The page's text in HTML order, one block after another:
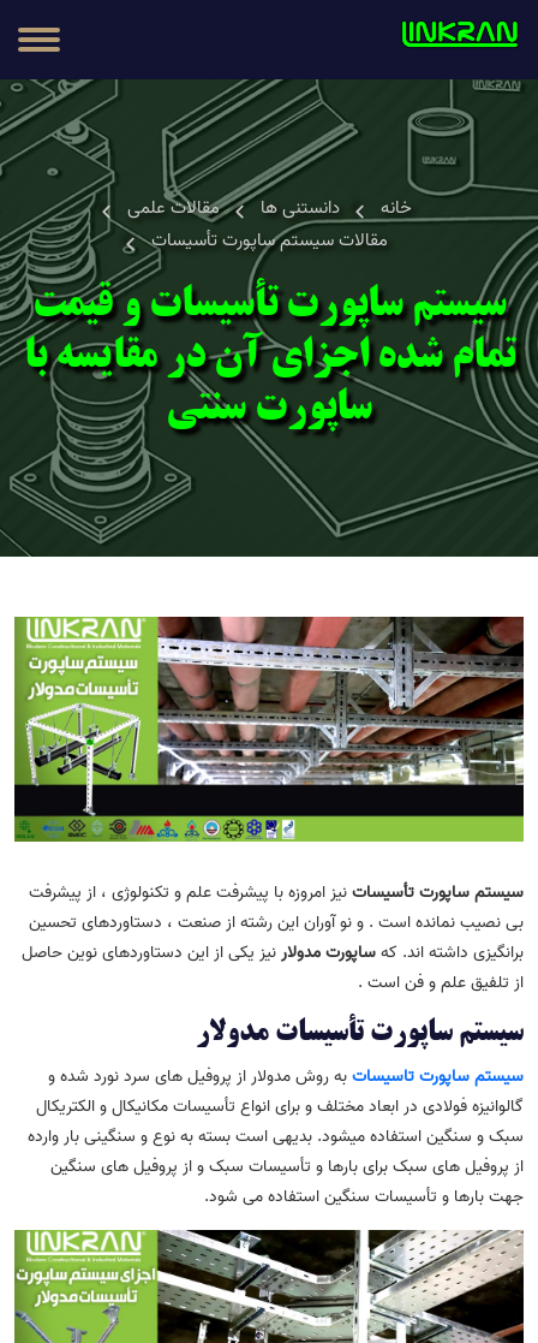
خانه دانستنی ها
مقالات علمی
مقالات سیستم ساپورت تأسیسات
سیستم ساپورت تأسیسات و قیمت
تمام شده اجزای آن در مقایسه با
ساپورت سنتی
سیستم ساپورت تأسیساتنیز امروزه با پیشرفت علم و تکنولوژی ، از پیشرفت
بی نصیب نمانده است . و نو آوران این رشته از صنعت ، دستاوردهای تحسین
برانگیزی داشته اند. کهساپورت مدولارنیز یکی از این دستاوردهای نوین حاصل
از تلفیق علم و فن است .
سیستم ساپورت تأسیسات مدولار
سیستم ساپورت تاسیساتبه روش مدولار از پروفیل های سرد نورد شده و
گالوانیزه فولادی در ابعاد مختلف و برای انواع تأسیسات مکانیکال و الکتریکال
سبک و سنگین استفاده میشود. بدیهی است بسته به نوع و سنگینی بار وارده
از پروفیل های سبک برای بارها و تأسیسات سبک و از پروفیل های سنگین
جهت بارها و تأسیسات سنگین استفاده می شود.
مطالب